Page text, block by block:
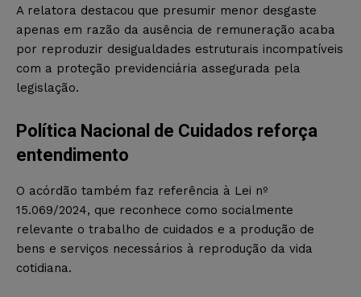
A relatora destacou que presumir menor desgaste
apenas em razão da ausência de remuneração acaba
por reproduzir desigualdades estruturais incompatíveis
com a proteção previdenciária assegurada pela
legislação.
Política Nacional de Cuidados reforça
entendimento
O acórdão também faz referência à Lei nº
15.069/2024, que reconhece como socialmente
relevante o trabalho de cuidados e a produção de
bens e serviços necessários à reprodução da vida
cotidiana.